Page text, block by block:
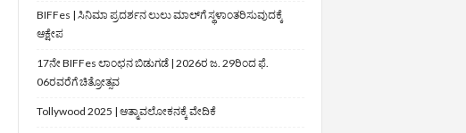
BIFFes | ಸಿನಿಮಾ ಪ್ರದರ್ಶನ ಲುಲು ಮಾಲ್‌ಗೆ ಸ್ಥಳಾಂತರಿಸುವುದಕ್ಕೆ
ಆಕ್ಷೇಪ
17ನೇ BIFFes ಲಾಂಛನ ಬಿಡುಗಡೆ | 2026ರ ಜ. 29ರಿಂದ ಫೆ.
06ರವರೆಗೆ ಚಿತ್ರೋತ್ಸವ
Tollywood 2025 | ಆತ್ಮಾವಲೋಕನಕ್ಕೆ ವೇದಿಕೆ